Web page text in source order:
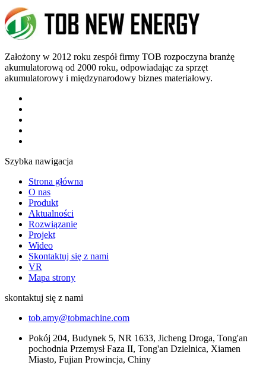
Założony w 2012 roku zespół firmy TOB rozpoczyna branżę
akumulatorową od 2000 roku, odpowiadając za sprzęt
akumulatorowy i międzynarodowy biznes materiałowy.
Szybka nawigacja
Strona główna
O nas
Produkt
Aktualności
Rozwiązanie
Projekt
Wideo
Skontaktuj się z nami
VR
Mapa strony
skontaktuj się z nami
tob.amy@tobmachine.com
Pokój 204, Budynek 5, NR 1633, Jicheng Droga, Tong'an
pochodnia Przemysł Faza II, Tong'an Dzielnica, Xiamen
Miasto, Fujian Prowincja, Chiny